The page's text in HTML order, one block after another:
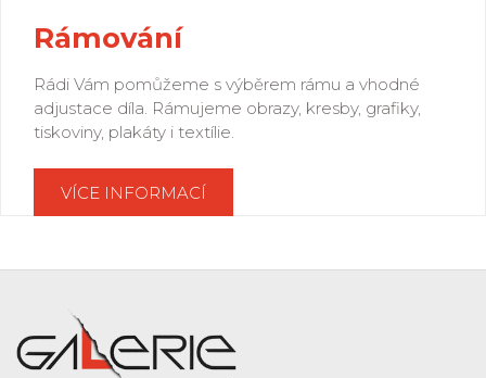
Rámování
Rádi Vám pomůžeme s výběrem rámu a vhodné
adjustace díla. Rámujeme obrazy, kresby, grafiky,
tiskoviny, plakáty i textílie.
VÍCE INFORMACÍ